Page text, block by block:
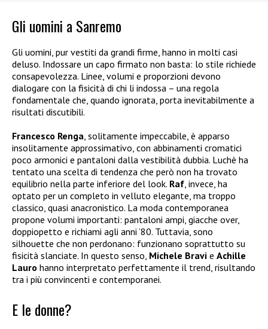
Gli uomini a Sanremo
Gli uomini, pur vestiti da grandi firme, hanno in molti casi
deluso. Indossare un capo firmato non basta: lo stile richiede
consapevolezza. Linee, volumi e proporzioni devono
dialogare con la fisicità di chi li indossa – una regola
fondamentale che, quando ignorata, porta inevitabilmente a
risultati discutibili.
Francesco Renga, solitamente impeccabile, è apparso
insolitamente approssimativo, con abbinamenti cromatici
poco armonici e pantaloni dalla vestibilità dubbia. Luchè ha
tentato una scelta di tendenza che però non ha trovato
equilibrio nella parte inferiore del look. Raf, invece, ha
optato per un completo in velluto elegante, ma troppo
classico, quasi anacronistico. La moda contemporanea
propone volumi importanti: pantaloni ampi, giacche over,
doppiopetto e richiami agli anni ’80. Tuttavia, sono
silhouette che non perdonano: funzionano soprattutto su
fisicità slanciate. In questo senso, Michele Bravi e Achille
Lauro hanno interpretato perfettamente il trend, risultando
tra i più convincenti e contemporanei.
E le donne?